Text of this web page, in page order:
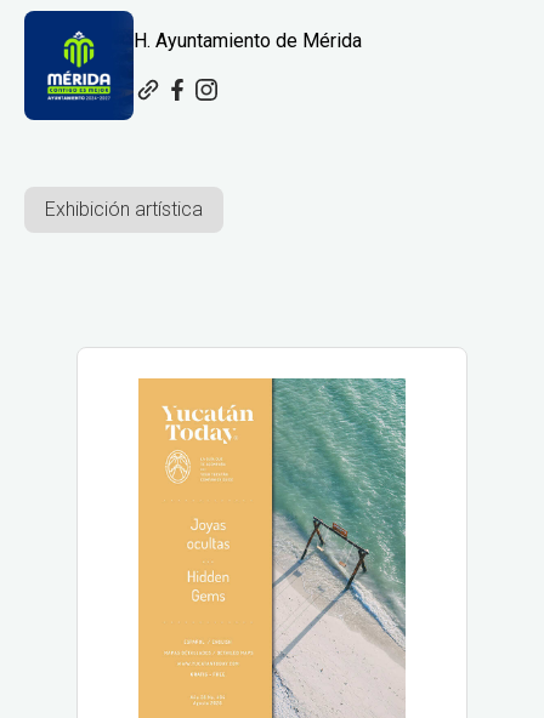
H. Ayuntamiento de Mérida
Exhibición artística